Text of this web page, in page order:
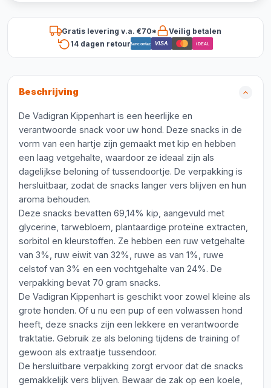
Gratis levering v.a. €70*
Veilig betalen
14 dagen retourBancontact VISA iDEAL
Beschrijving
De Vadigran Kippenhart is een heerlijke en
verantwoorde snack voor uw hond. Deze snacks in de
vorm van een hartje zijn gemaakt met kip en hebben
een laag vetgehalte, waardoor ze ideaal zijn als
dagelijkse beloning of tussendoortje. De verpakking is
hersluitbaar, zodat de snacks langer vers blijven en hun
aroma behouden.
Deze snacks bevatten 69,14% kip, aangevuld met
glycerine, tarwebloem, plantaardige proteïne extracten,
sorbitol en kleurstoffen. Ze hebben een ruw vetgehalte
van 3%, ruw eiwit van 32%, ruwe as van 1%, ruwe
celstof van 3% en een vochtgehalte van 24%. De
verpakking bevat 70 gram snacks.
De Vadigran Kippenhart is geschikt voor zowel kleine als
grote honden. Of u nu een pup of een volwassen hond
heeft, deze snacks zijn een lekkere en verantwoorde
traktatie. Gebruik ze als beloning tijdens de training of
gewoon als extraatje tussendoor.
De hersluitbare verpakking zorgt ervoor dat de snacks
gemakkelijk vers blijven. Bewaar de zak op een koele,